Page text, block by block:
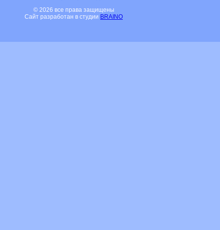
© 2026 все права защищены
Сайт разработан в студии BRAINO